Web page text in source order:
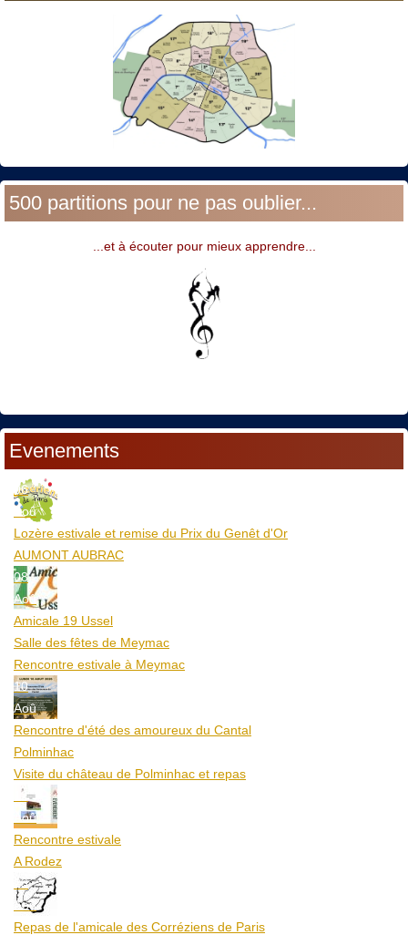
500 partitions pour ne pas oublier...
...et à écouter pour mieux apprendre...
Evenements
06
Aoû
Lozère estivale et remise du Prix du Genêt d'Or
AUMONT AUBRAC
08
Aoû
Amicale 19 Ussel
Salle des fêtes de Meymac
Rencontre estivale à Meymac
10
Aoû
Rencontre d'été des amoureux du Cantal
Polminhac
Visite du château de Polminhac et repas
12
Aoû
Rencontre estivale
A Rodez
23
Aoû
Repas de l'amicale des Corréziens de Paris